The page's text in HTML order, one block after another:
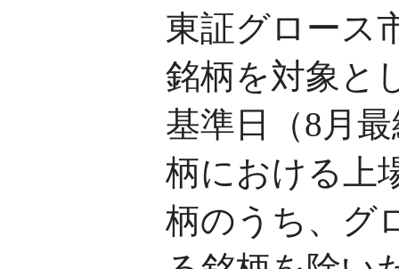
東証グロース
銘柄を対象と
基準日（8月
柄における上
柄のうち、グ